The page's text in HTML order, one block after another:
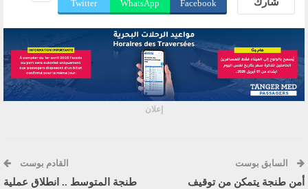
Facebook
WhatsApp
Twitter
إعلان
السابق بوست
أمن طنجة يتمكن من توقيف
القادم بوست
طنجة المتوسط .. انطلاق عملية